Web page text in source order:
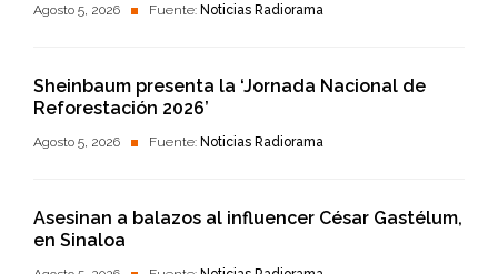
Agosto 5, 2026 Fuente: Noticias Radiorama
Sheinbaum presenta la ‘Jornada Nacional de
Reforestación 2026’
Agosto 5, 2026 Fuente: Noticias Radiorama
Asesinan a balazos al influencer César Gastélum,
en Sinaloa